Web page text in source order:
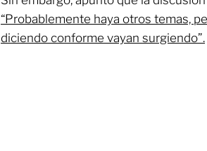
“Probablemente haya otros temas,
diciendo conforme vayan surgiendo”.